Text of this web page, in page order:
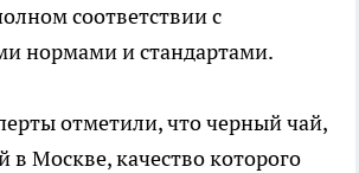
соответствии с
нормами и стандартами.
отметили, что черный чай,
в Москве, качество которого